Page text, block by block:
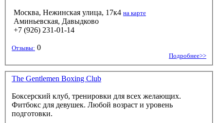
Москва, Нежинская улица, 17к4 на карте
Аминьевская, Давыдково
+7 (926) 231-01-14
Отзывы: 0
Подробнее>>
The Gentlemen Boxing Club
Боксерский клуб, тренировки для всех желающих.
Фитбокс для девушек. Любой возраст и уровень
подготовки.